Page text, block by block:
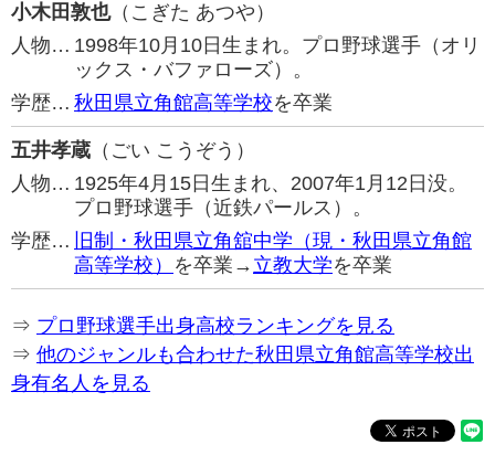
小木田敦也（こぎた あつや）
人物… 1998年10月10日生まれ。プロ野球選手（オリ
ックス・バファローズ）。
学歴… 秋田県立角館高等学校を卒業
五井孝蔵 （ごい こうぞう）
人物… 1925年4月15日生まれ、2007年1月12日没。
プロ野球選手（近鉄パールス）。
学歴…
旧制・秋田県立角舘中学（現・秋田県立角館
高等学校） を卒業→ 立教大学を卒業
⇒ プロ野球選手出身高校ランキングを見る
⇒ 他のジャンルも合わせた秋田県立角館高等学校出
身有名人を見る